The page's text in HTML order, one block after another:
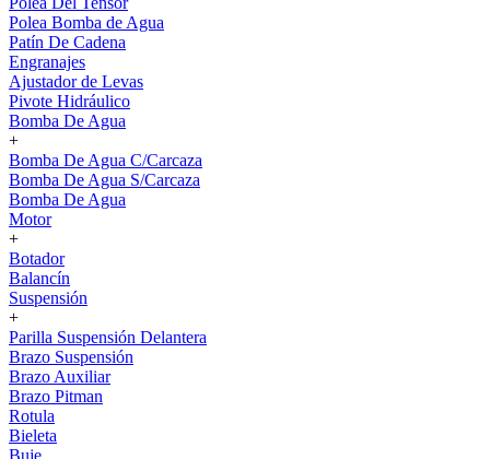
Polea Bomba de Agua
Patín De Cadena
Engranajes
Ajustador de Levas
Pivote Hidráulico
Bomba De Agua
+
Bomba De Agua C/Carcaza
Bomba De Agua S/Carcaza
Bomba De Agua
Motor
+
Botador
Balancín
Suspensión
+
Parilla Suspensión Delantera
Brazo Suspensión
Brazo Auxiliar
Brazo Pitman
Rotula
Bieleta
Buje